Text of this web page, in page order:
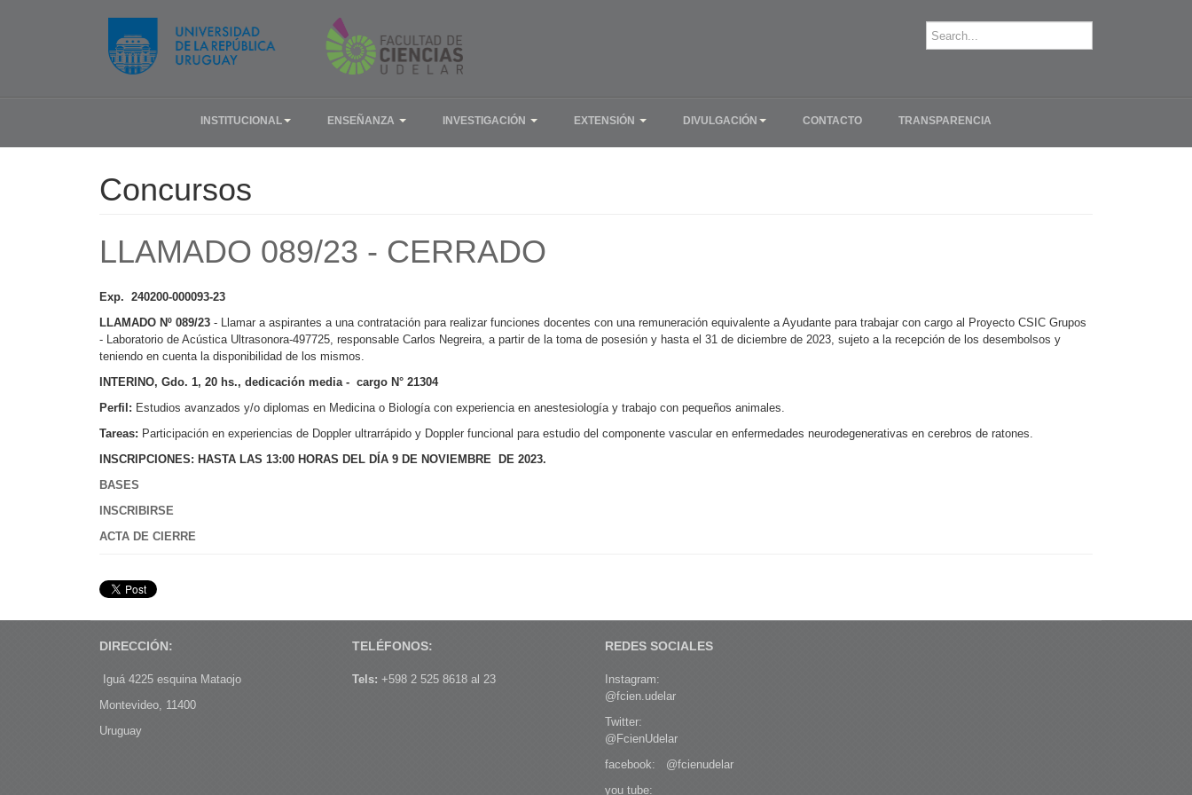
INSTITUCIONAL ENSEÑANZA INVESTIGACIÓN EXTENSIÓN DIVULGACIÓN CONTACTO TRANSPARENCIA
Concursos
LLAMADO 089/23 - CERRADO
Exp. 240200-000093-23
LLAMADO Nº 089/23 - Llamar a aspirantes a una contratación para realizar funciones docentes con una remuneración equivalente a Ayudante para trabajar con cargo al Proyecto CSIC Grupos
- Laboratorio de Acústica Ultrasonora-497725, responsable Carlos Negreira, a partir de la toma de posesión y hasta el 31 de diciembre de 2023, sujeto a la recepción de los desembolsos y
teniendo en cuenta la disponibilidad de los mismos.
INTERINO, Gdo. 1, 20 hs., dedicación media - cargo N° 21304
Perfil: Estudios avanzados y/o diplomas en Medicina o Biología con experiencia en anestesiología y trabajo con pequeños animales.
Tareas: Participación en experiencias de Doppler ultrarrápido y Doppler funcional para estudio del componente vascular en enfermedades neurodegenerativas en cerebros de ratones.
INSCRIPCIONES: HASTA LAS 13:00 HORAS DEL DÍA 9 DE NOVIEMBRE DE 2023.
BASES
INSCRIBIRSE
ACTA DE CIERRE
DIRECCIÓN:
Iguá 4225 esquina Mataojo
Montevideo, 11400
Uruguay
TELÉFONOS:
Tels: +598 2 525 8618 al 23
REDES SOCIALES
Instagram:
@fcien.udelar
Twitter:
@FcienUdelar
facebook: @fcienudelar
you tube: